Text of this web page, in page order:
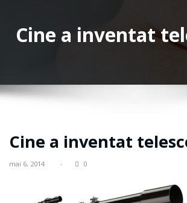
Cine a inventat
Cine a inventat
mai 6, 2014 0